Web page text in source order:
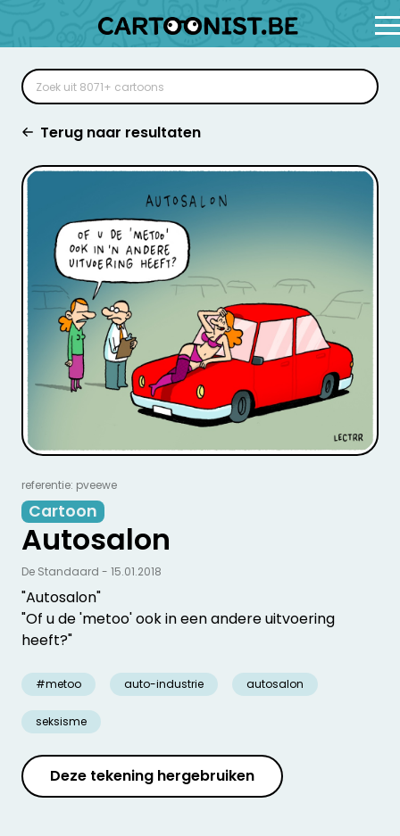
Terug naar resultaten
referentie: pveewe
Cartoon
Autosalon
"Autosalon"
"Of u de 'metoo' ook in een andere uitvoering
heeft?"
#metoo auto-industrie autosalon
seksisme
De Standaard - 15.01.2018
Deze tekening hergebruiken